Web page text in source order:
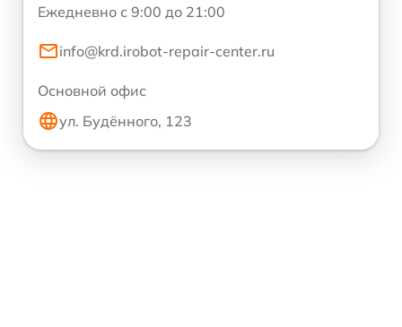
Ежедневно с 9:00 до 21:00
info@krd.irobot-repair-center.ru
Основной офис
ул. Будённого, 123